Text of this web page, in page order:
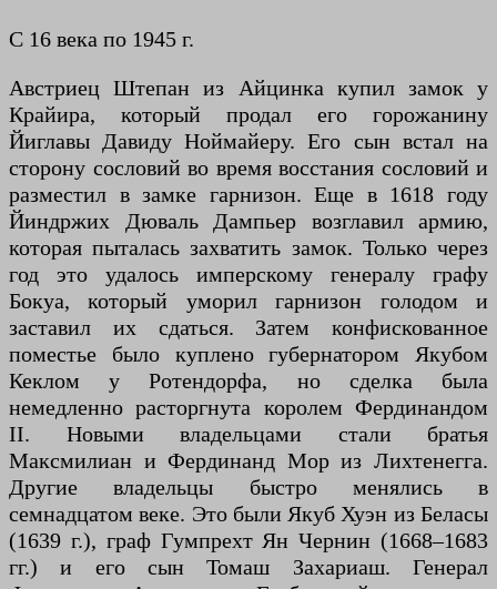
С 16 века по 1945 г.
Австриец Штепан из Айцинка купил замок у
Крайира, который продал его горожанину
Йиглавы Давиду Ноймайеру. Его сын встал на
сторону сословий во время восстания сословий и
разместил в замке гарнизон. Еще в 1618 году
Йиндржих Дюваль Дампьер возглавил армию,
которая пыталась захватить замок. Только через
год это удалось имперскому генералу графу
Бокуа, который уморил гарнизон голодом и
заставил их сдаться. Затем конфискованное
поместье было куплено губернатором Якубом
Кеклом у Ротендорфа, но сделка была
немедленно расторгнута королем Фердинандом
II. Новыми владельцами стали братья
Максмилиан и Фердинанд Мор из Лихтенегга.
Другие владельцы быстро менялись в
семнадцатом веке. Это были Якуб Хуэн из Беласы
(1639 г.), граф Гумпрехт Ян Чернин (1668–1683
гг.) и его сын Томаш Захариаш. Генерал